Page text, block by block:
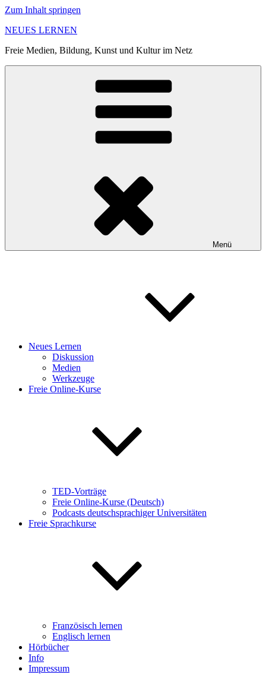
Zum Inhalt springen
NEUES LERNEN
Freie Medien, Bildung, Kunst und Kultur im Netz
Menü
Neues Lernen
Diskussion
Medien
Werkzeuge
Freie Online-Kurse
TED-Vorträge
Freie Online-Kurse (Deutsch)
Podcasts deutschsprachiger Universitäten
Freie Sprachkurse
Französisch lernen
Englisch lernen
Hörbücher
Info
Impressum